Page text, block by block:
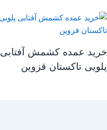
خرید عمده کشمش آفتابی
پلویی تاکستان قزوین